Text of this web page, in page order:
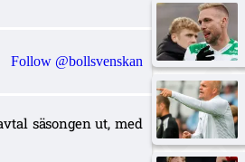
Follow @bollsvenskan
säsongen ut, med